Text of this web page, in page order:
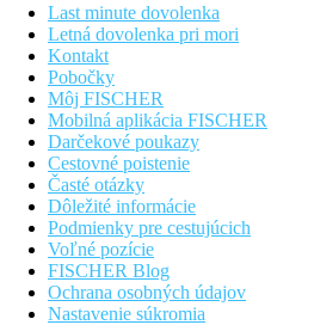
Last minute dovolenka
Letná dovolenka pri mori
Kontakt
Pobočky
Môj FISCHER
Mobilná aplikácia FISCHER
Darčekové poukazy
Cestovné poistenie
Časté otázky
Dôležité informácie
Podmienky pre cestujúcich
Voľné pozície
FISCHER Blog
Ochrana osobných údajov
Nastavenie súkromia